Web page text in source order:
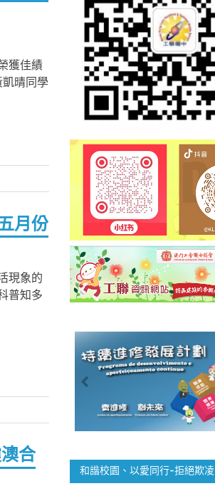
獲佳績
晴同學
月份
現象的
普知多
合
和諧校園、以愛同行-拒絕欺凌